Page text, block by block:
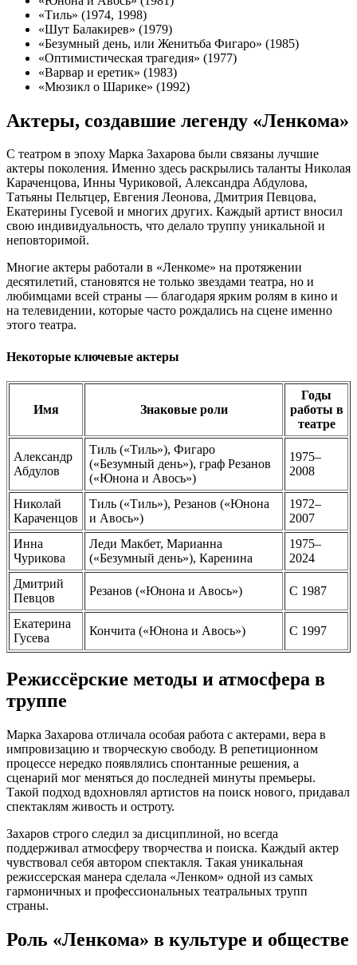
«Тиль» (1974, 1998)
«Шут Балакирев» (1979)
«Безумный день, или Женитьба Фигаро» (1985)
«Оптимистическая трагедия» (1977)
«Варвар и еретик» (1983)
«Мюзикл о Шарике» (1992)
Актеры, создавшие легенду «Ленкома»
С театром в эпоху Марка Захарова были связаны лучшие
актеры поколения. Именно здесь раскрылись таланты Николая
Караченцова, Инны Чуриковой, Александра Абдулова,
Татьяны Пельтцер, Евгения Леонова, Дмитрия Певцова,
Екатерины Гусевой и многих других. Каждый артист вносил
свою индивидуальность, что делало труппу уникальной и
неповторимой.
Многие актеры работали в «Ленкоме» на протяжении
десятилетий, становятся не только звездами театра, но и
любимцами всей страны — благодаря ярким ролям в кино и
на телевидении, которые часто рождались на сцене именно
этого театра.
Некоторые ключевые актеры
Имя Знаковые роли
Годы
работы в
театре
Александр
Абдулов
Тиль («Тиль»), Фигаро
(«Безумный день»), граф Резанов
(«Юнона и Авось»)
1975–
2008
Николай
Караченцов
Тиль («Тиль»), Резанов («Юнона
и Авось»)
1972–
2007
Инна
Чурикова
Леди Макбет, Марианна
(«Безумный день»), Каренина
1975–
2024
Дмитрий
Певцов
Резанов («Юнона и Авось») С 1987
Екатерина
Гусева
Кончита («Юнона и Авось») С 1997
Режиссёрские методы и атмосфера в
труппе
Марка Захарова отличала особая работа с актерами, вера в
импровизацию и творческую свободу. В репетиционном
процессе нередко появлялись спонтанные решения, а
сценарий мог меняться до последней минуты премьеры.
Такой подход вдохновлял артистов на поиск нового, придавал
спектаклям живость и остроту.
Захаров строго следил за дисциплиной, но всегда
поддерживал атмосферу творчества и поиска. Каждый актер
чувствовал себя автором спектакля. Такая уникальная
режиссерская манера сделала «Ленком» одной из самых
гармоничных и профессиональных театральных трупп
страны.
Роль «Ленкома» в культуре и обществе